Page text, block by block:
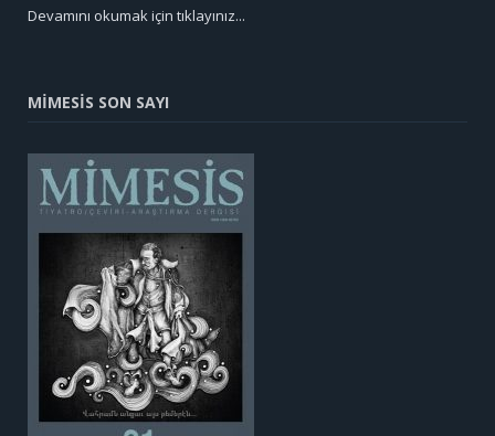
Devamını okumak için tıklayınız...
MİMESİS SON SAYI